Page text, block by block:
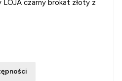
czarny brokat złoty z